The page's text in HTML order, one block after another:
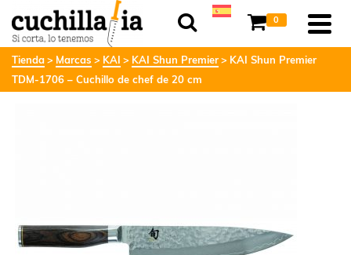
0
Tienda Marcas KAI KAI Shun Premier
KAI Shun Premier
TDM-1706 – Cuchillo de chef de 20 cm